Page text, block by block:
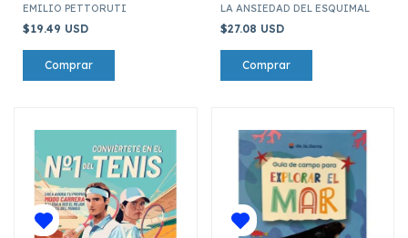
EMILIO PETTORUTI
$19.49 USD
LA ANSIEDAD DEL ESQUIMAL
$27.08 USD